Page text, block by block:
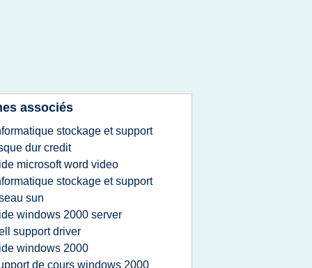
associés
stockage et support
dur credit
microsoft word video
stockage et support
sun
windows 2000 server
support driver
windows 2000
de cours windows 2000